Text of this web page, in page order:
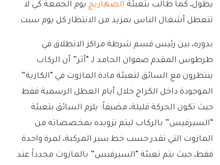
يطول، كما طالب بتعبئة الصهاريج يوم الجمعة كي لا
تتعطل أشغال الناس بمزيد من الانتظار كل يوم سبت.
بدوره، بين رئيس قسم شرطة مراكز الانطلاق في
طرطوس المقدم صفوان الحامد لـ “أثر” أن الركاب
ينتظرون مع السائق لتعبئة مادة المازوت في “الكازية”
الموجودة داخل الكراج خلال أيام العطل الرسمية فقط
حيث تكون الحركة قليلة، مضيفاً: يلزم السائق بتعبئة
“السيرفيس” بالركاب ليتم تزويده بمخصصاته من
المازوت التي تقدر حسب خط سير المركبة، لمرة واحدة
فقط، حيث يتم تعبئة “السيرفيس” بالمازوت مجدداً عند